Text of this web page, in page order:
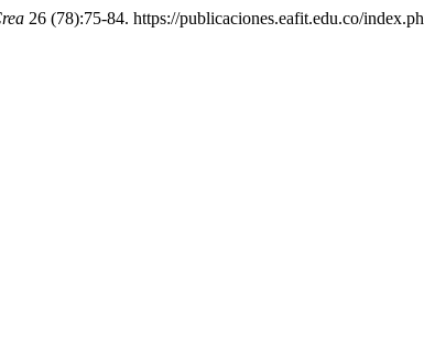
26 (78):75-84. https://publicaciones.eafit.edu.co/